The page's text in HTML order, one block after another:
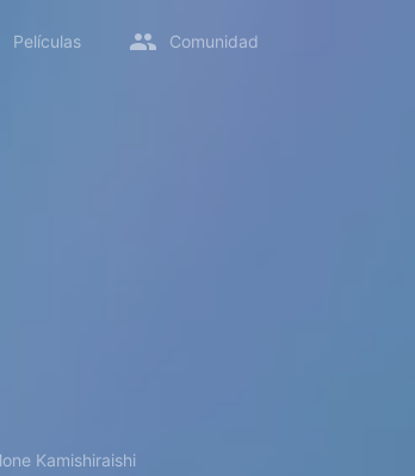
Películas Comunidad
Kamishiraishi